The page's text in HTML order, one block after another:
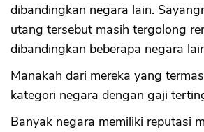
dibandingkan negara lain.
utang tersebut masih tergolong
dibandingkan beberapa negara
Manakah dari mereka yang
kategori negara dengan gaji
Banyak negara memiliki reputasi